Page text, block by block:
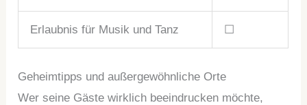
Erlaubnis für Musik und Tanz ☐
Geheimtipps und außergewöhnliche Orte
Wer seine Gäste wirklich beeindrucken möchte,